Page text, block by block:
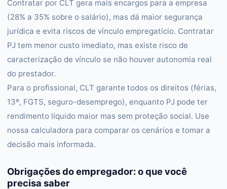
Contratar por CLT gera mais encargos para a empresa
(28% a 35% sobre o salário), mas dá maior segurança
jurídica e evita riscos de vínculo empregatício. Contratar
PJ tem menor custo imediato, mas existe risco de
caracterização de vínculo se não houver autonomia real
do prestador.
Para o profissional, CLT garante todos os direitos (férias,
13º, FGTS, seguro-desemprego), enquanto PJ pode ter
rendimento líquido maior mas sem proteção social. Use
nossa calculadora para comparar os cenários e tomar a
decisão mais informada.
Obrigações do empregador: o que você
precisa saber